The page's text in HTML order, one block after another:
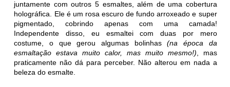
juntamente com outros 5 esmaltes, além de uma cobertura
holográfica. Ele é um rosa escuro de fundo arroxeado e super
pigmentado, cobrindo apenas com uma camada!
Independente disso, eu esmaltei com duas por mero
costume, o que gerou algumas bolinhas(na época da
esmaltação estava muito calor, mas muito mesmo!) , mas
praticamente não dá para perceber. Não alterou em nada a
beleza do esmalte.